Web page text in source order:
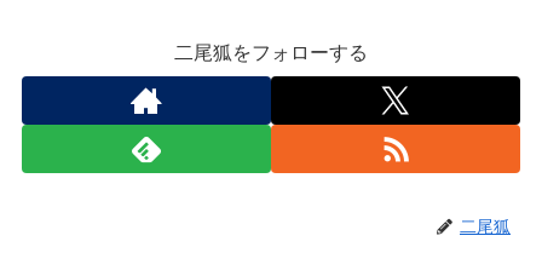
二尾狐をフォローする
二尾狐